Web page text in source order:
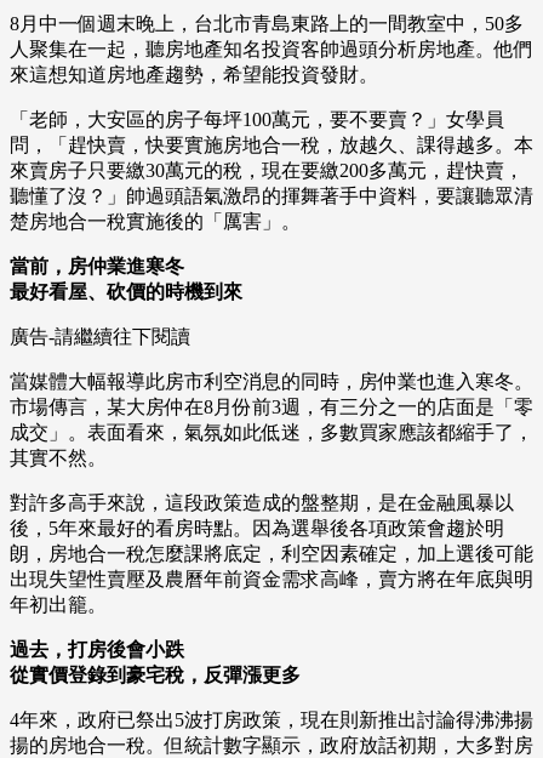
8月中一個週末晚上，台北市青島東路上的一間教室中，50多
人聚集在一起，聽房地產知名投資客帥過頭分析房地產。他們
來這想知道房地產趨勢，希望能投資發財。
「老師，大安區的房子每坪100萬元，要不要賣？」女學員
問，「趕快賣，快要實施房地合一稅，放越久、課得越多。本
來賣房子只要繳30萬元的稅，現在要繳200多萬元，趕快賣，
聽懂了沒？」帥過頭語氣激昂的揮舞著手中資料，要讓聽眾清
楚房地合一稅實施後的「厲害」。
當前，房仲業進寒冬
最好看屋、砍價的時機到來
廣告-請繼續往下閱讀
當媒體大幅報導此房市利空消息的同時，房仲業也進入寒冬。
市場傳言，某大房仲在8月份前3週，有三分之一的店面是「零
成交」。表面看來，氣氛如此低迷，多數買家應該都縮手了，
其實不然。
對許多高手來說，這段政策造成的盤整期，是在金融風暴以
後，5年來最好的看房時點。因為選舉後各項政策會趨於明
朗，房地合一稅怎麼課將底定，利空因素確定，加上選後可能
出現失望性賣壓及農曆年前資金需求高峰，賣方將在年底與明
年初出籠。
過去，打房後會小跌
從實價登錄到豪宅稅，反彈漲更多
4年來，政府已祭出5波打房政策，現在則新推出討論得沸沸揚
揚的房地合一稅。但統計數字顯示，政府放話初期，大多對房